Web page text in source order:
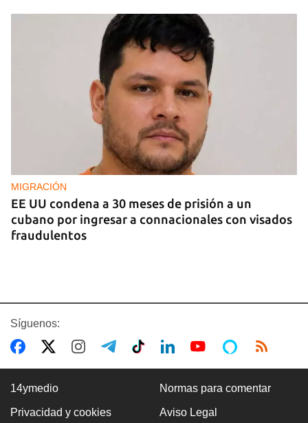
MIGRACIÓN
EE UU condena a 30 meses de prisión a un
cubano por ingresar a connacionales con visados
fraudulentos
Síguenos:
14ymedio Normas para comentar
Privacidad y cookies Aviso Legal